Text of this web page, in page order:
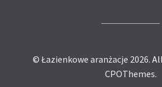
© Łazienkowe aranżacje 2026.
CPOThemes.